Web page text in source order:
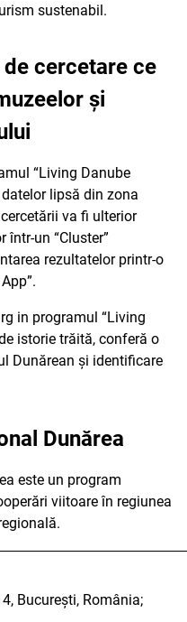
sustenabil.
cercetare ce
și
“Living Danube
lipsă din zona
va fi ulterior
un “Cluster”
rezultatelor printr-o
in programul “Living
istorie trăită, conferă o
Dunărean și identificare
Dunărea
este un program
viitoare în regiunea
București, România;